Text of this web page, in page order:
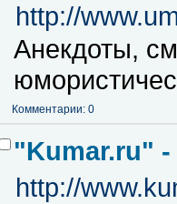
http://
Анекдоты,
Комментарии: 0
"Kumar.ru"
http://